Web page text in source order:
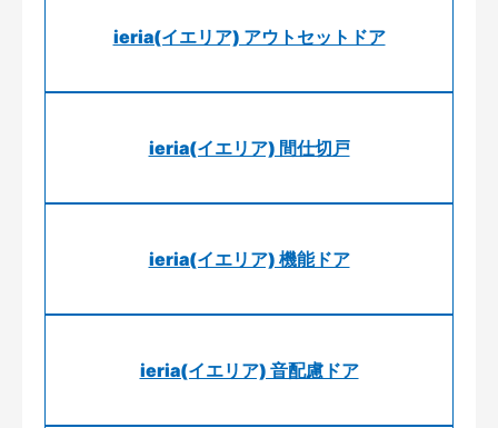
ieria(イエリア) アウトセットドア
ieria(イエリア) 間仕切戸
ieria(イエリア) 機能ドア
ieria(イエリア) 音配慮ドア